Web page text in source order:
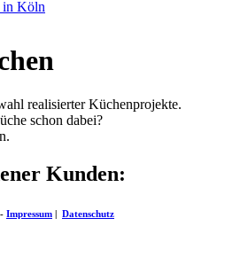
realisierter Küchenprojekte.
schon dabei?
Kunden:
Impressum | Datenschutz